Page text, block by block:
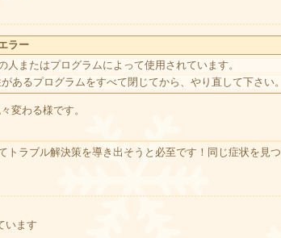
ラー
人またはプログラムによって使用されています。
あるプログラムをすべて閉じてから、やり直して下さい。
変わる様です。
トラブル解決策を導き出そうと必至です！同じ症状を見
います